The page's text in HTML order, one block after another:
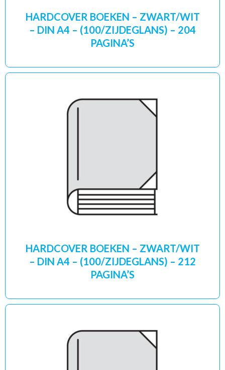
HARDCOVER BOEKEN – ZWART/WIT
– DIN A4 – (100/ZIJDEGLANS) – 204
PAGINA’S
HARDCOVER BOEKEN – ZWART/WIT
– DIN A4 – (100/ZIJDEGLANS) – 212
PAGINA’S